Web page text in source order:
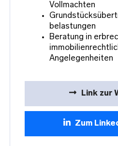
Vollmachten
belastungen
Beratung in
Angelegenheiten
Link zur
Zum